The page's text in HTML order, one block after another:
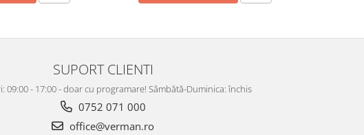
SUPORT CLIENTI
09:00 - 17:00 - doar cu programare! Sâmbătă-Duminica: închis
0752 071 000
office@verman.ro